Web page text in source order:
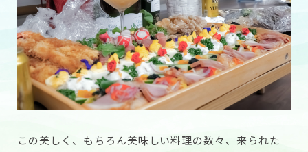
この美しく、もちろん美味しい料理の数々、来られた